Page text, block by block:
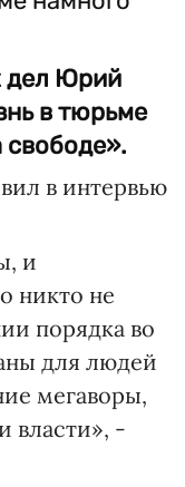
дел Юрий
в тюрьме
свободе».
в интервью
и
никто не
порядка во
для людей
мегаворы,
власти», -